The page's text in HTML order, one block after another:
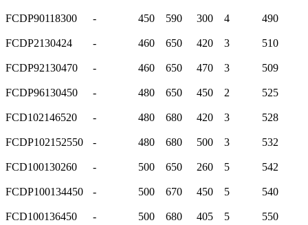
FCDP90118300 - 450 590 300 4 490
FCDP2130424 - 460 650 420 3 510
FCDP92130470 - 460 650 470 3 509
FCDP96130450 - 480 650 450 2 525
FCD102146520 - 480 680 420 3 528
FCDP102152550 - 480 680 500 3 532
FCD100130260 - 500 650 260 5 542
FCDP100134450 - 500 670 450 5 540
FCD100136450 - 500 680 405 5 550